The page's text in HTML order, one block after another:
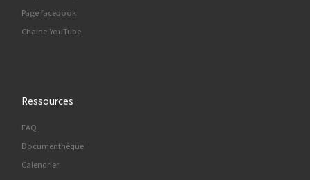
Page facebook
Chaine YouTube
Ressources
FAQ
Documenthèque
Calendrier